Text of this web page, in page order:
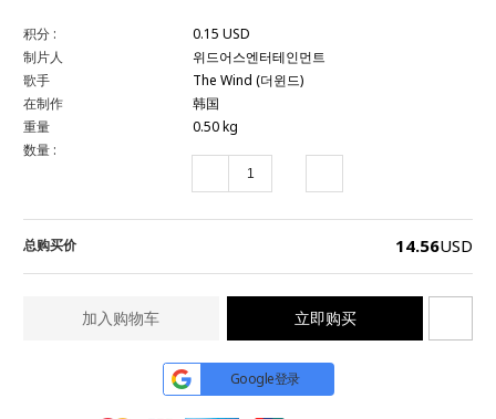
积分 :
0.15 USD
制片人
위드어스엔터테인먼트
歌手
The Wind (더윈드)
在制作
韩国
重量
0.50 kg
数量 :
总购买价 14.56USD
加入购物车 立即购买
Google登录